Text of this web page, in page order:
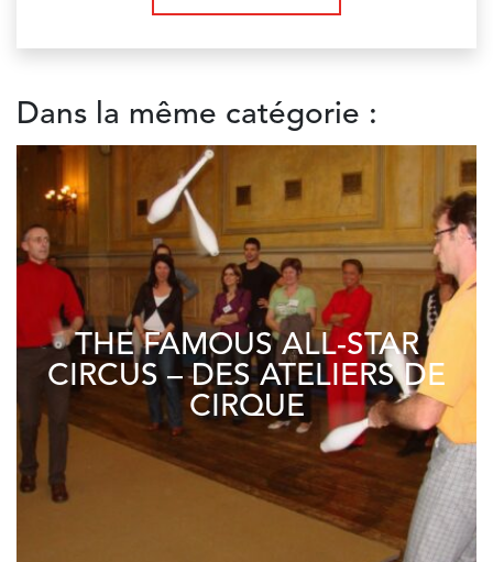
Dans la même catégorie :
THE FAMOUS ALL-STAR
CIRCUS – DES ATELIERS DE
CIRQUE